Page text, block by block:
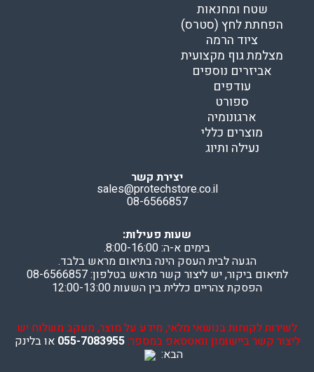
שטח ומחנאות
הפחתת לחץ (סטרס)
ציוד הרמה
מצלמת גוף מקצועית
אביזרים נוספים
עודפים
ספורט
ארגונומיה
מוצרים כללי
נעילה ותיוג
יצירת קשר
sales@protechstore.co.il
08-6566857
שעות פעילות:
בימים א-ה: 8:00-16:00.
הגעה לבית העסק הינה בתיאום מראש בלבד.
לתיאום ביקור, יש ליצור קשר מראש בטלפון: 08-6566857
הפסקת צהריים כללית בין השעות 12:00-13:00
לשירות לקוחות בנושאי מלאי, מידע על מוצר, מעקב משלוח יש
ליצור קשר ביישומון וואטסאפ במספר:055-7083955 או בלינק
הבא: